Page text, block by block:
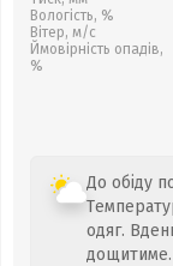
Вологість, %
Вітер, м/с
Ймовірність опадів,
%
До обіду
одяг.
дощитиме.